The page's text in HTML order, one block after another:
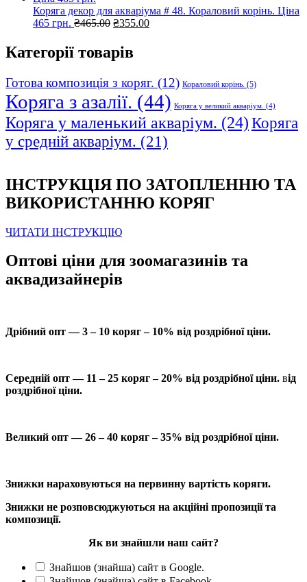
Коряга декор для акваріума # 48. Кораловий корінь. Ціна
465 грн. ₴465.00 Оригінальна
₴465.00.
₴355.00Поточна
Категорії товарів
Готова композиція з коряг. (12) Кораловий корінь. (5)
Коряга з азалії. (44) Коряга у великий акваріум. (4)
Коряга у маленький акваріум. (24)Коряга
у средній акваріум. (21)
ІНСТРУКЦІЯ ПО ЗАТОПЛЕННЮ ТА
ВИКОРИСТАННЮ КОРЯГ
ЧИТАТИ ІНСТРУКЦІЮ
Оптові ціни для зоомагазинів та
аквадизайнерів
Дрібний опт — 3 – 10 коряг – 10% від роздрібної ціни.
Середній опт — 11 – 25 коряг – 20% від роздрібної ціни. від
роздрібної ціни.
Великий опт — 26 – 40 коряг – 35% від роздрібної ціни.
Знижки нараховуються на первинну вартість коряги.
Знижки не розповсюджуються на акційні пропозиції та
композиції.
Як ви знайшли наш сайт?
Знайшов (знайша) сайт в Google.